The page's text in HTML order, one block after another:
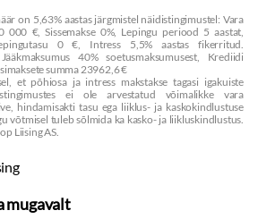
on 5,63% aastas järgmistel näidistingimustel: Vara
000 €, Sissemakse 0%, Lepingu periood 5 aastat,
0 €, Intress 5,5% aastas fikerritud.
40% soetusmaksumusest, Krediidi
summa 23962,6 €
et põhiosa ja intress makstakse tagasi igakuiste
ei ole arvestatud võimalikke vara
hindamisakti tasu ega liiklus- ja kaskokindlustuse
võtmisel tuleb sõlmida ka kasko- ja liikluskindlustus.
Liising AS.
mugavalt